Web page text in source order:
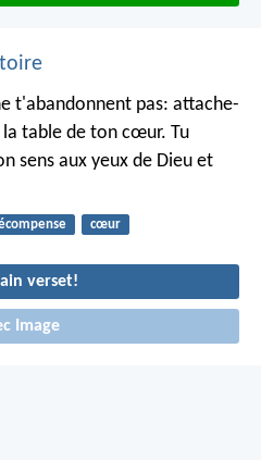
t'abandonnent pas: attache-
la table de ton cœur. Tu
sens aux yeux de Dieu et
cœur
verset!
Image